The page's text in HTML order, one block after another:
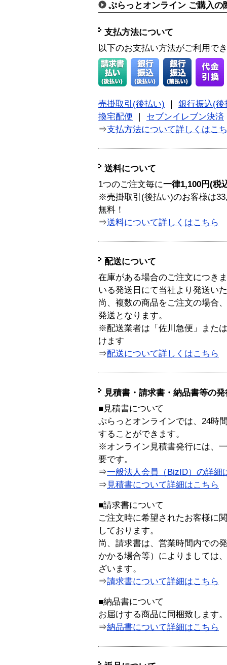
ぷらっとオンライン ご購入の
支払方法について
以下のお支払い方法がご利用で
売掛取引(後払い)
銀行振込(後
換宅配便
セブンイレブン決済
⇒支払方法について詳しくはこ
送料について
1つのご注文毎に一律1,100円(税
※売掛取引(後払い)のお客様は
無料！
⇒送料について詳しくはこちら
配送について
在庫がある場合のご注文につき
いる発送日にて当社より発送い
尚、複数の商品をご注文の場合
発送となります。
※配送業者は「佐川急便」また
けます
⇒配送について詳しくはこちら
見積書・請求書・納品書等の
■見積書について
ぷらっとオンラインでは、24時
することができます。
※オンライン見積書発行には、
要です。
⇒一般法人会員（BizID）の詳細
⇒ 見積書について詳細はこちら
■請求書について
ご注文時に希望されたお客様に
しております。
尚、請求書は、営業時間内での
かかる場合等）によりましては
ざいます。
⇒請求書について詳細はこちら
■納品書について
お届けする商品に同梱致します。
⇒納品書について詳細はこちら